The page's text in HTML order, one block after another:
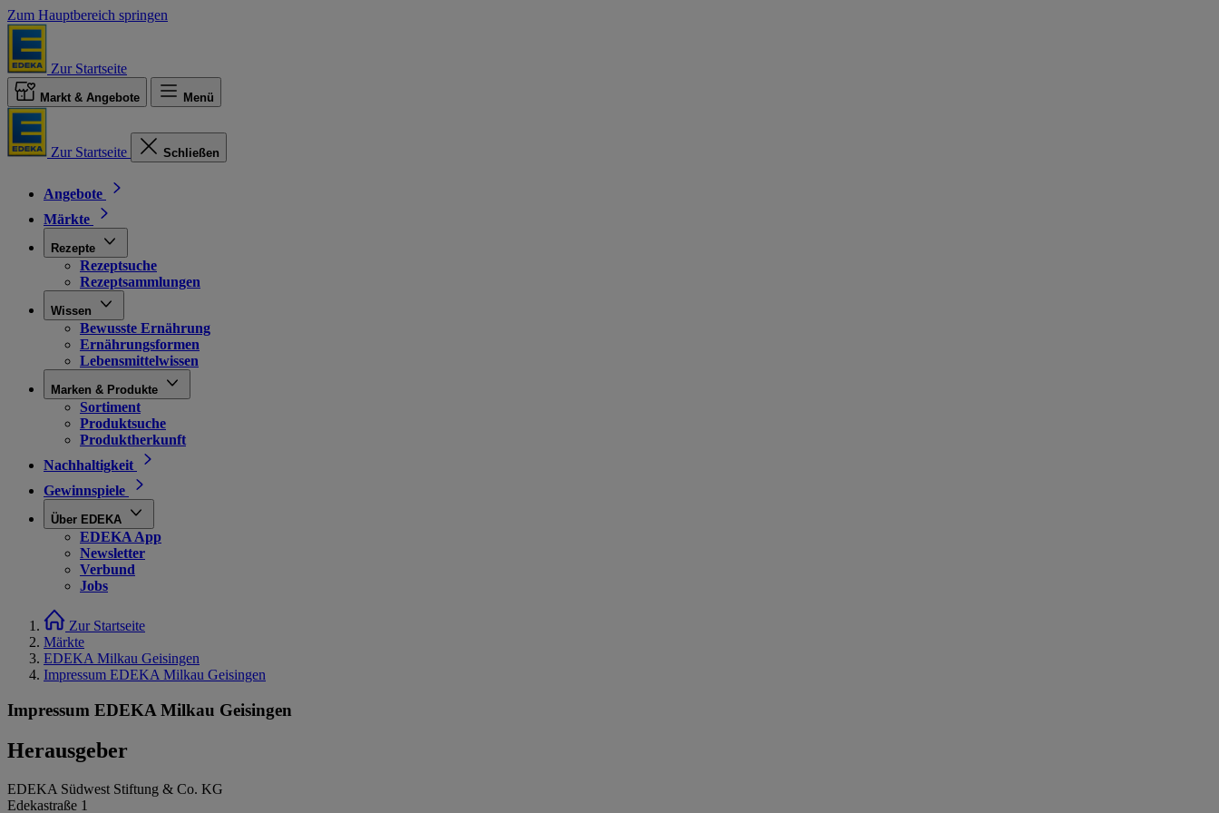
Zum Hauptbereich springen
Zur Startseite
Markt & Angebote Menü
Zur Startseite Schließen
Angebote
Märkte
Rezepte
Rezeptsuche
Rezeptsammlungen
Wissen
Bewusste Ernährung
Ernährungsformen
Lebensmittelwissen
Marken & Produkte
Sortiment
Produktsuche
Produktherkunft
Nachhaltigkeit
Gewinnspiele
Über EDEKA
EDEKA App
Newsletter
Verbund
Jobs
Zur Startseite
Märkte
EDEKA Milkau Geisingen
Impressum EDEKA Milkau Geisingen
Impressum EDEKA Milkau Geisingen
Herausgeber
EDEKA Südwest Stiftung & Co. KG
Edekastraße 1